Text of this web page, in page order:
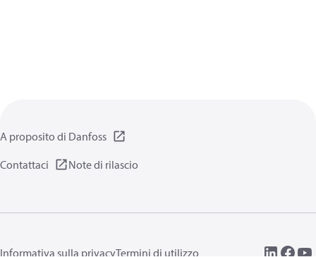
A proposito di Danfoss
Contattaci
Note di rilascio
Informativa sulla privacyTermini di utilizzo